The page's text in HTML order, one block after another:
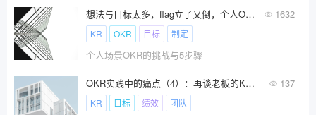
想法与目标太多，flag立了又倒，个人OKR有用吗？ 1632
KR OKR 目标 制定
个人场景OKR的挑战与5步骤
OKR实践中的痛点（4）：再谈老板的KR我的O 137
KR 目标 绩效 团队